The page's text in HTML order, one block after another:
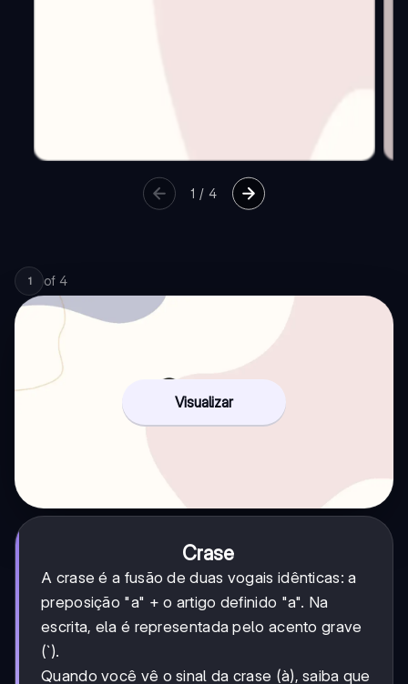
1 /4
1 of 4
Visualizar
Crase
A crase é a fusão de duas vogais idênticas: a
preposição "a" + o artigo definido "a". Na
escrita, ela é representada pelo acento grave
(`).
Quando você vê o sinal da crase (à), saiba que